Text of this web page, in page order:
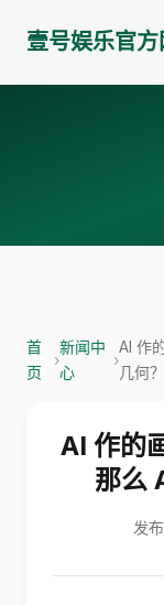
壹号娱乐官
首
页
›
新闻中
心
›
AI 作
几何？
AI 作的
那么
发